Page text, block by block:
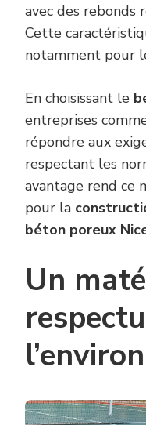
avec des rebonds
Cette
notamment pour
En choisissant le
entreprises
répondre aux
respectant les
avantage rend ce
pour la
béton poreux
Un